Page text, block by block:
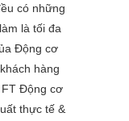
có những
là tối đa
Động cơ
hàng
Động cơ
thực tế &